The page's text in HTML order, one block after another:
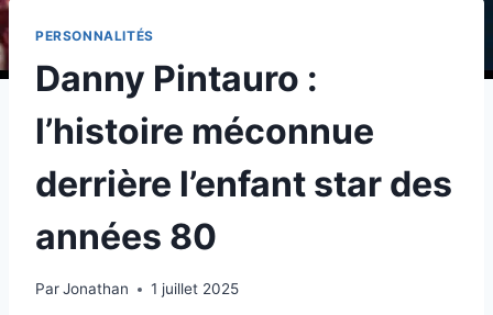
PERSONNALITÉS
Danny Pintauro :
l’histoire méconnue
derrière l’enfant star des
années 80
ParJonathan 1 juillet 2025